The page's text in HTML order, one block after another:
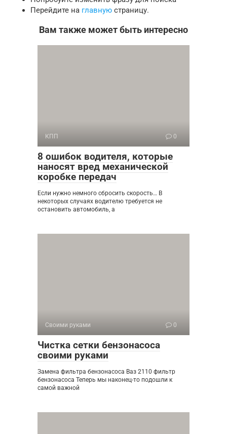
Перейдите на главную страницу.
Вам также может быть интересно
КПП 0
8 ошибок водителя, которые
наносят вред механической
коробке передач
Если нужно немного сбросить скорость… В
некоторых случаях водителю требуется не
остановить автомобиль, а
Своими руками 0
Чистка сетки бензонасоса
своими руками
Замена фильтра бензонасоса Ваз 2110 фильтр
бензонасоса Теперь мы наконец-то подошли к
самой важной